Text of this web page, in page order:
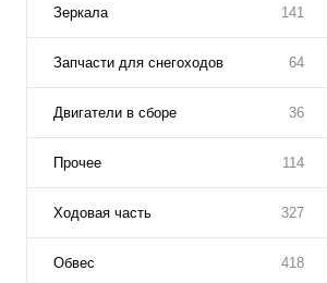
Зеркала 141
Запчасти для снегоходов 64
Двигатели в сборе 36
Прочее 114
Ходовая часть 327
Обвес 418